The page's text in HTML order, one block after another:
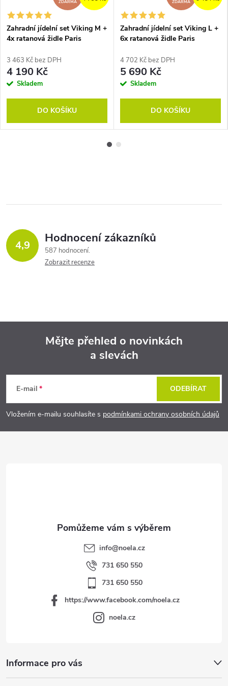
ZDARMA
Zahradní jídelní set Viking M +
4x ratanová židle Paris
3 463 Kč bez DPH
4 190 Kč
Skladem
DO KOŠÍKU
ZDARMA
Zahradní jídelní set Viking L +
6x ratanová židle Paris
4 702 Kč bez DPH
5 690 Kč
Skladem
DO KOŠÍKU
4,9 Hodnocení zákazníků
587 hodnocení
Zobrazit recenze
p
a
Mějte přehled o novinkách
a slevách
E-mail
Vložením e-mailu souhlasíte s podmínkami ochrany osobních údajů
ODEBÍRAT
Informace pro vás
info@noela.cz
731 650 550
731 650 550
https://www.facebook.com/noela.cz
noela.cz